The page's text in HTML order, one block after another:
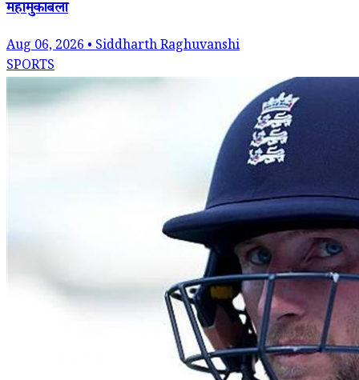
महामुकाबला
Aug 06, 2026 • Siddharth Raghuvanshi
SPORTS